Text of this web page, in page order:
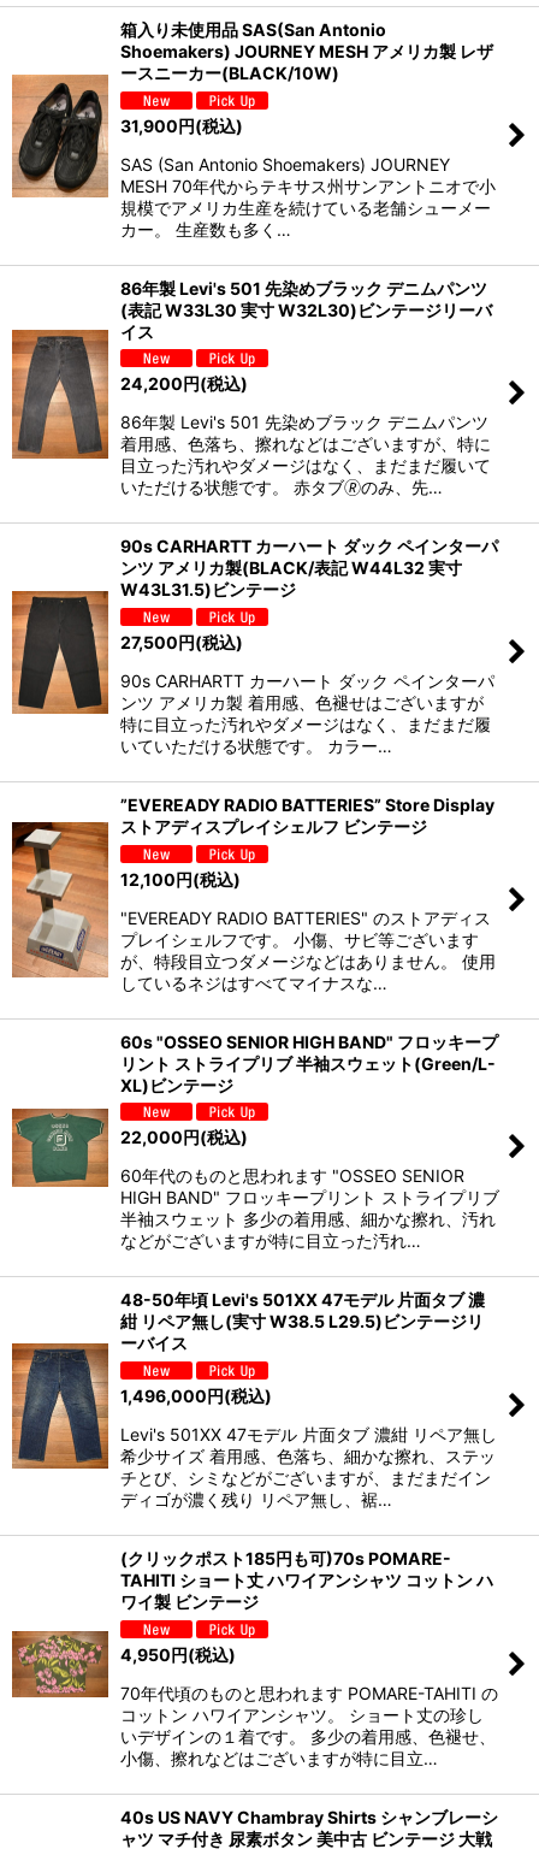
箱入り未使用品 SAS(San Antonio
Shoemakers) JOURNEY MESH アメリカ製 レザ
ースニーカー(BLACK/10W)
31,900円(税込)
SAS (San Antonio Shoemakers) JOURNEY
MESH 70年代からテキサス州サンアントニオで小
規模でアメリカ生産を続けている老舗シューメー
カー。 生産数も多く…
86年製 Levi's 501 先染めブラック デニムパンツ
(表記 W33L30 実寸 W32L30)ビンテージリーバ
イス
24,200円(税込)
86年製 Levi's 501 先染めブラック デニムパンツ
着用感、色落ち、擦れなどはございますが、特に
目立った汚れやダメージはなく、まだまだ履いて
いただける状態です。 赤タブ🄬のみ、先…
90s CARHARTT カーハート ダック ペインターパ
ンツ アメリカ製(BLACK/表記 W44L32 実寸
W43L31.5)ビンテージ
27,500円(税込)
90s CARHARTT カーハート ダック ペインターパ
ンツ アメリカ製 着用感、色褪せはございますが
特に目立った汚れやダメージはなく、まだまだ履
いていただける状態です。 カラー…
”EVEREADY RADIO BATTERIES” Store Display
ストアディスプレイシェルフ ビンテージ
12,100円(税込)
"EVEREADY RADIO BATTERIES" のストアディス
プレイシェルフです。 小傷、サビ等ございます
が、特段目立つダメージなどはありません。 使用
しているネジはすべてマイナスな…
60s "OSSEO SENIOR HIGH BAND" フロッキープ
リント ストライプリブ 半袖スウェット(Green/L-
XL)ビンテージ
22,000円(税込)
60年代のものと思われます "OSSEO SENIOR
HIGH BAND" フロッキープリント ストライプリブ
半袖スウェット 多少の着用感、細かな擦れ、汚れ
などがございますが特に目立った汚れ…
48-50年頃 Levi's 501XX 47モデル 片面タブ 濃
紺 リペア無し(実寸 W38.5 L29.5)ビンテージリ
ーバイス
1,496,000円(税込)
Levi's 501XX 47モデル 片面タブ 濃紺 リペア無し
希少サイズ 着用感、色落ち、細かな擦れ、ステッ
チとび、シミなどがございますが、まだまだイン
ディゴが濃く残り リペア無し、裾…
(クリックポスト185円も可)70s POMARE-
TAHITI ショート丈 ハワイアンシャツ コットン ハ
ワイ製 ビンテージ
4,950円(税込)
70年代頃のものと思われます POMARE-TAHITI の
コットン ハワイアンシャツ。 ショート丈の珍し
いデザインの１着です。 多少の着用感、色褪せ、
小傷、擦れなどはございますが特に目立…
40s US NAVY Chambray Shirts シャンブレーシ
ャツ マチ付き 尿素ボタン 美中古 ビンテージ 大戦